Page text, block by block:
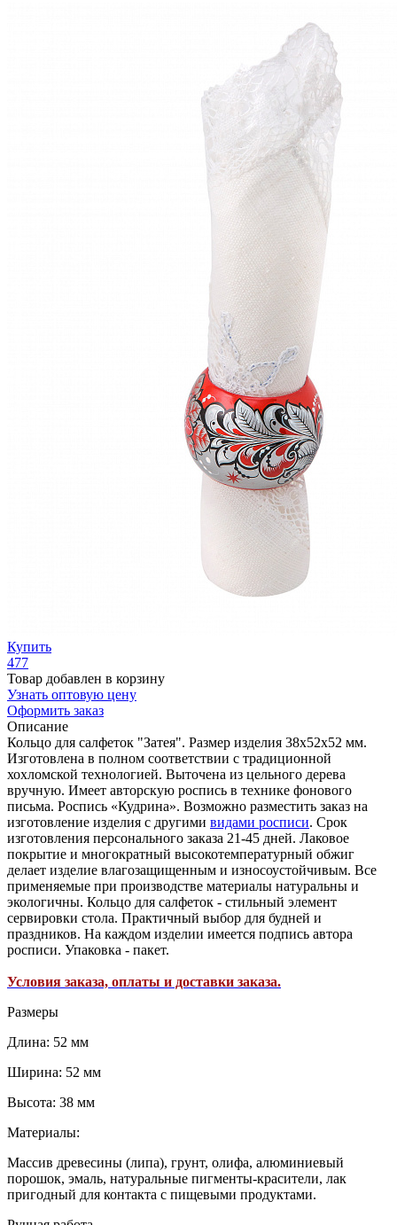
Купить
477
Товар добавлен в корзину
Узнать оптовую цену
Оформить заказ
Описание
Кольцо для салфеток "Затея". Размер изделия 38х52х52 мм.
Изготовлена в полном соответствии с традиционной
хохломской технологией. Выточена из цельного дерева
вручную. Имеет авторскую роспись в технике фонового
письма. Роспись «Кудрина». Возможно разместить заказ на
изготовление изделия с другими видами росписи. Срок
изготовления персонального заказа 21-45 дней. Лаковое
покрытие и многократный высокотемпературный обжиг
делает изделие влагозащищенным и износоустойчивым. Все
применяемые при производстве материалы натуральны и
экологичны. Кольцо для салфеток - стильный элемент
сервировки стола. Практичный выбор для будней и
праздников. На каждом изделии имеется подпись автора
росписи. Упаковка - пакет.
Условия заказа, оплаты и доставки заказа.
Размеры
Длина: 52 мм
Ширина: 52 мм
Высота: 38 мм
Материалы:
Массив древесины (липа), грунт, олифа, алюминиевый
порошок, эмаль, натуральные пигменты-красители, лак
пригодный для контакта с пищевыми продуктами.